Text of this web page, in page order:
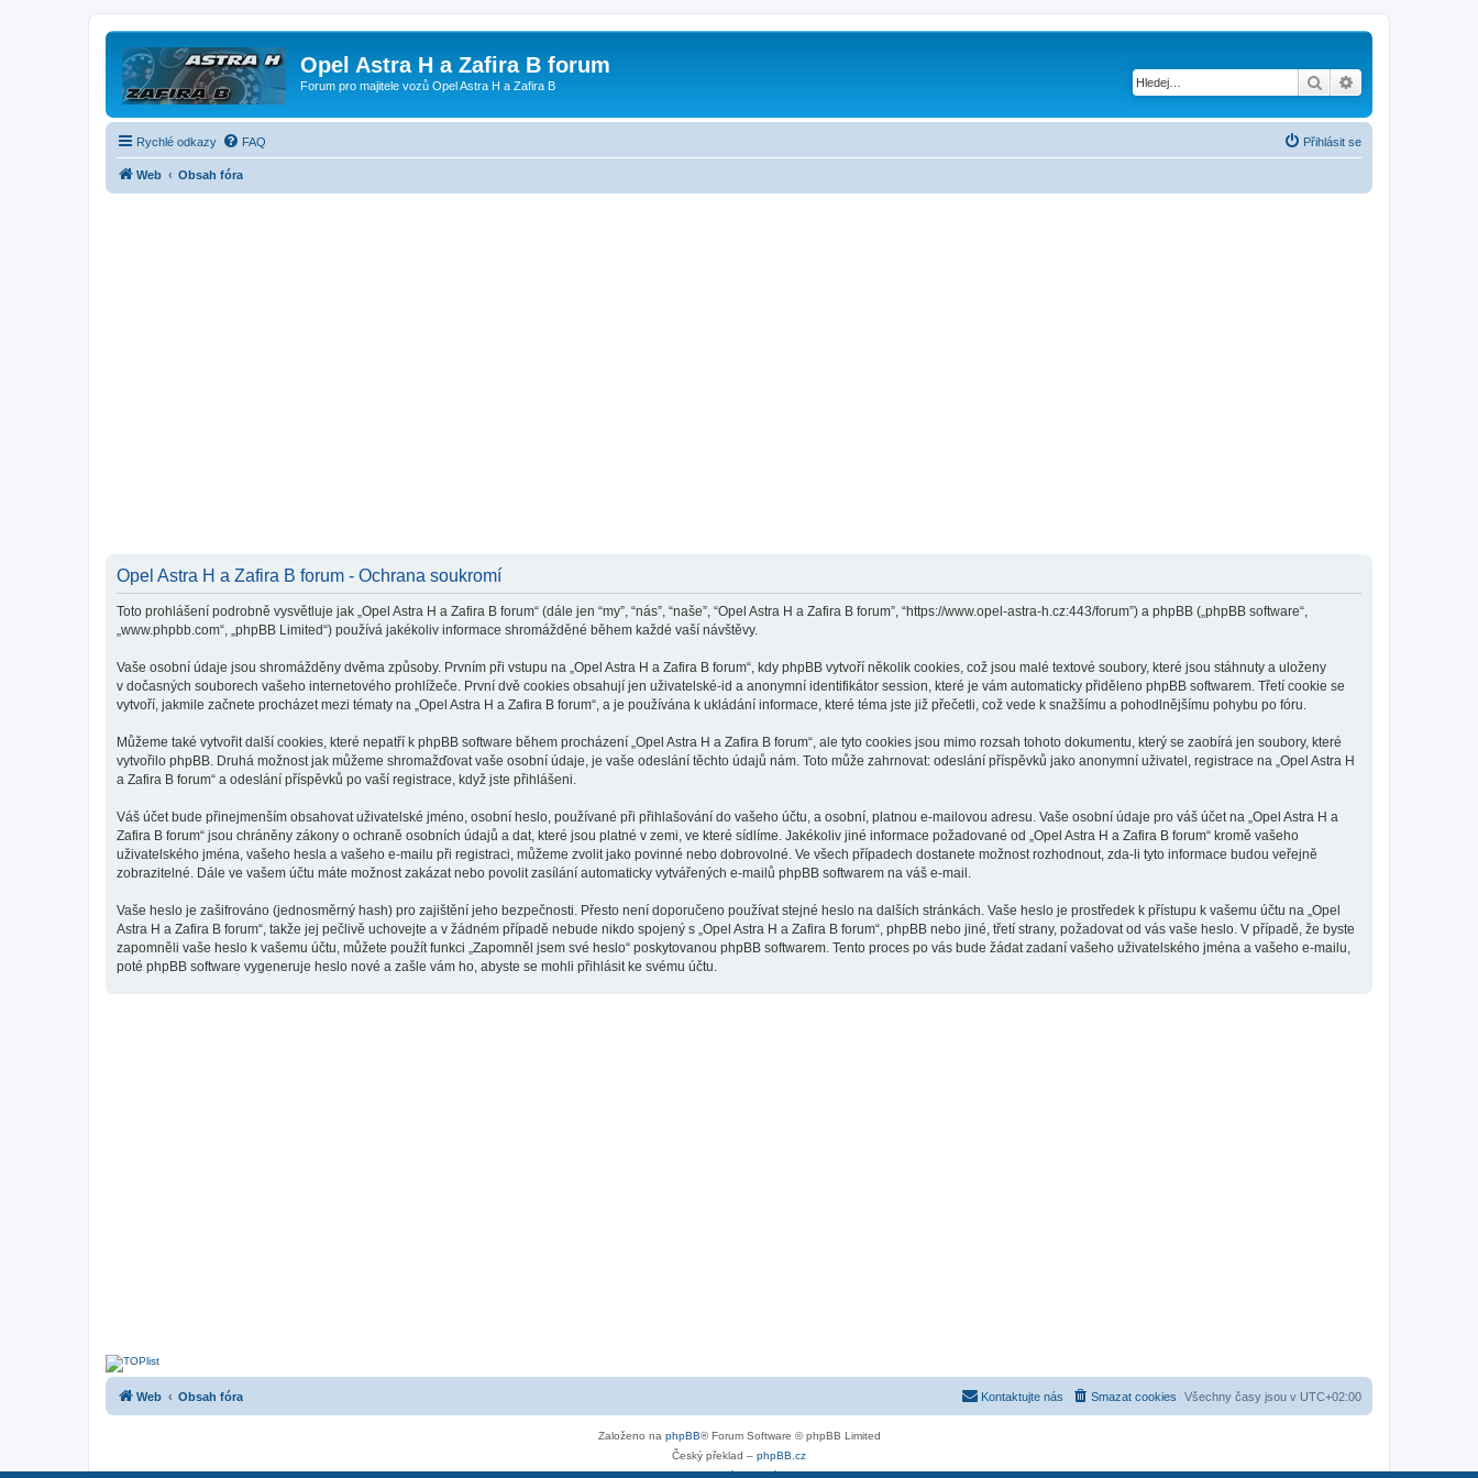
Opel Astra H a Zafira B forum
Forum pro majitele vozů Opel Astra H a Zafira B Hledat
Rychlé odkazy FAQ Přihlásit se
Web Obsah fóra
Opel Astra H a Zafira B forum - Ochrana soukromí
Toto prohlášení podrobně vysvětluje jak „Opel Astra H a Zafira B forum“ (dále jen “my”, “nás”, “naše”, “Opel Astra H a Zafira B forum”, “https://www.opel-astra-h.cz:443/forum”) a phpBB („phpBB software“,
„www.phpbb.com“, „phpBB Limited“) používá jakékoliv informace shromážděné během každé vaší návštěvy.
Vaše osobní údaje jsou shromážděny dvěma způsoby. Prvním při vstupu na „Opel Astra H a Zafira B forum“, kdy phpBB vytvoří několik cookies, což jsou malé textové soubory, které jsou stáhnuty a uloženy
v dočasných souborech vašeho internetového prohlížeče. První dvě cookies obsahují jen uživatelské-id a anonymní identifikátor session, které je vám automaticky přiděleno phpBB softwarem. Třetí cookie se
vytvoří, jakmile začnete procházet mezi tématy na „Opel Astra H a Zafira B forum“, a je používána k ukládání informace, které téma jste již přečetli, což vede k snažšímu a pohodlnějšímu pohybu po fóru.
Můžeme také vytvořit další cookies, které nepatří k phpBB software během procházení „Opel Astra H a Zafira B forum“, ale tyto cookies jsou mimo rozsah tohoto dokumentu, který se zaobírá jen soubory, které
vytvořilo phpBB. Druhá možnost jak můžeme shromažďovat vaše osobní údaje, je vaše odeslání těchto údajů nám. Toto může zahrnovat: odeslání příspěvků jako anonymní uživatel, registrace na „Opel Astra H
a Zafira B forum“ a odeslání příspěvků po vaší registrace, když jste přihlášeni.
Váš účet bude přinejmenším obsahovat uživatelské jméno, osobní heslo, používané při přihlašování do vašeho účtu, a osobní, platnou e-mailovou adresu. Vaše osobní údaje pro váš účet na „Opel Astra H a
Zafira B forum“ jsou chráněny zákony o ochraně osobních údajů a dat, které jsou platné v zemi, ve které sídlíme. Jakékoliv jiné informace požadované od „Opel Astra H a Zafira B forum“ kromě vašeho
uživatelského jména, vašeho hesla a vašeho e-mailu při registraci, můžeme zvolit jako povinné nebo dobrovolné. Ve všech případech dostanete možnost rozhodnout, zda-li tyto informace budou veřejně
zobrazitelné. Dále ve vašem účtu máte možnost zakázat nebo povolit zasílání automaticky vytvářených e-mailů phpBB softwarem na váš e-mail.
Vaše heslo je zašifrováno (jednosměrný hash) pro zajištění jeho bezpečnosti. Přesto není doporučeno používat stejné heslo na dalších stránkách. Vaše heslo je prostředek k přístupu k vašemu účtu na „Opel
Astra H a Zafira B forum“, takže jej pečlivě uchovejte a v žádném případě nebude nikdo spojený s „Opel Astra H a Zafira B forum“, phpBB nebo jiné, třetí strany, požadovat od vás vaše heslo. V případě, že byste
zapomněli vaše heslo k vašemu účtu, můžete použít funkci „Zapomněl jsem své heslo“ poskytovanou phpBB softwarem. Tento proces po vás bude žádat zadaní vašeho uživatelského jména a vašeho e-mailu,
poté phpBB software vygeneruje heslo nové a zašle vám ho, abyste se mohli přihlásit ke svému účtu.
Web Obsah fóra Všechny časy jsou v UTC+02:00
Smazat cookies
Kontaktujte nás
Založeno na phpBB® Forum Software © phpBB Limited
Český překlad – phpBB.cz
Soukromí|Podmínky